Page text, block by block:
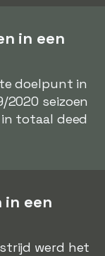
in een
doelpunt in
2020 seizoen
totaal deed
een
werd het